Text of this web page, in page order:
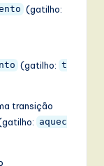
(gatilho:
(gatilho: t
transição
aquec